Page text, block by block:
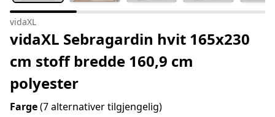
vidaXL
vidaXL Sebragardin hvit 165x230
cm stoff bredde 160,9 cm
polyester
Farge(7 alternativer tilgjengelig)